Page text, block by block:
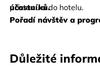
přístavu a do hotelu.
účastníků.
Pořadí návštěv a
Důležité